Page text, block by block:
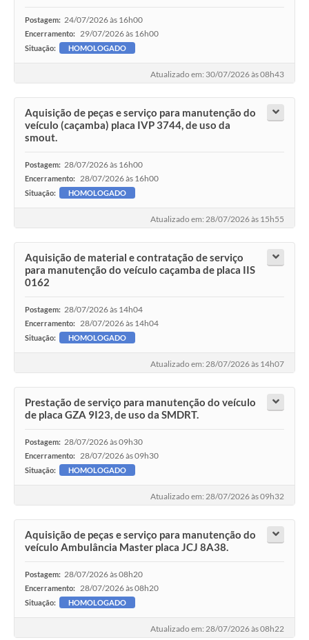
Postagem: 24/07/2026 às 16h00
Encerramento: 29/07/2026 às 16h00
Situação: HOMOLOGADO
Atualizado em: 30/07/2026 às 08h43
Aquisição de peças e serviço para manutenção do
veículo (caçamba) placa IVP 3744, de uso da
smout.
Postagem: 28/07/2026 às 16h00
Encerramento: 28/07/2026 às 16h00
Situação: HOMOLOGADO
Atualizado em: 28/07/2026 às 15h55
Aquisição de material e contratação de serviço
para manutenção do veículo caçamba de placa IIS
0162
Postagem: 28/07/2026 às 14h04
Encerramento: 28/07/2026 às 14h04
Situação: HOMOLOGADO
Atualizado em: 28/07/2026 às 14h07
Prestação de serviço para manutenção do veículo
de placa GZA 9I23, de uso da SMDRT.
Postagem: 28/07/2026 às 09h30
Encerramento: 28/07/2026 às 09h30
Situação: HOMOLOGADO
Atualizado em: 28/07/2026 às 09h32
Aquisição de peças e serviço para manutenção do
veículo Ambulância Master placa JCJ 8A38.
Postagem: 28/07/2026 às 08h20
Encerramento: 28/07/2026 às 08h20
Situação: HOMOLOGADO
Atualizado em: 28/07/2026 às 08h22